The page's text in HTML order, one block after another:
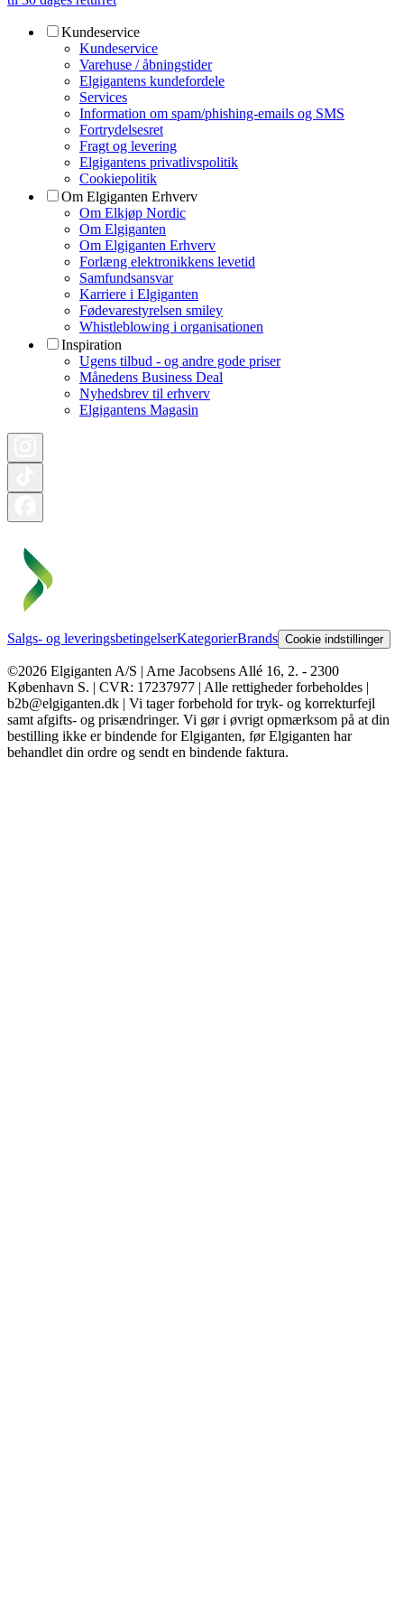
Kundeservice
Kundeservice
Varehuse / åbningstider
Elgigantens kundefordele
Services
Information om spam/phishing-emails og SMS
Fortrydelsesret
Fragt og levering
Elgigantens privatlivspolitik
Cookiepolitik
Om Elgiganten Erhverv
Om Elkjøp Nordic
Om Elgiganten
Om Elgiganten Erhverv
Forlæng elektronikkens levetid
Samfundsansvar
Karriere i Elgiganten
Fødevarestyrelsen smiley
Whistleblowing i organisationen
Inspiration
Ugens tilbud - og andre gode priser
Månedens Business Deal
Nyhedsbrev til erhverv
Elgigantens Magasin
Salgs- og leveringsbetingelserKategorierBrands Cookie indstillinger
©2026 Elgiganten A/S | Arne Jacobsens Allé 16, 2. - 2300
København S. | CVR: 17237977 | Alle rettigheder forbeholdes |
b2b@elgiganten.dk | Vi tager forbehold for tryk- og korrekturfejl
samt afgifts- og prisændringer. Vi gør i øvrigt opmærksom på at din
bestilling ikke er bindende for Elgiganten, før Elgiganten har
behandlet din ordre og sendt en bindende faktura.